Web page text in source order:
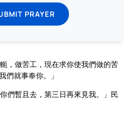
PRAYER
，做苦工，現在求你使我們做的苦
們就事奉你。」
們暫且去，第三日再來見我。」民